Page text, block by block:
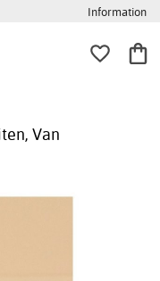
Information
Van